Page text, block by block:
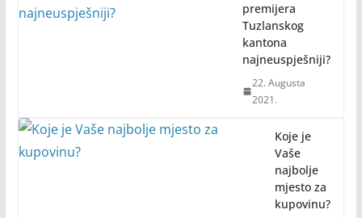
premijera
Tuzlanskog
kantona
najneuspješniji?
22. Augusta
2021.
Koje je
Vaše
najbolje
mjesto za
kupovinu?